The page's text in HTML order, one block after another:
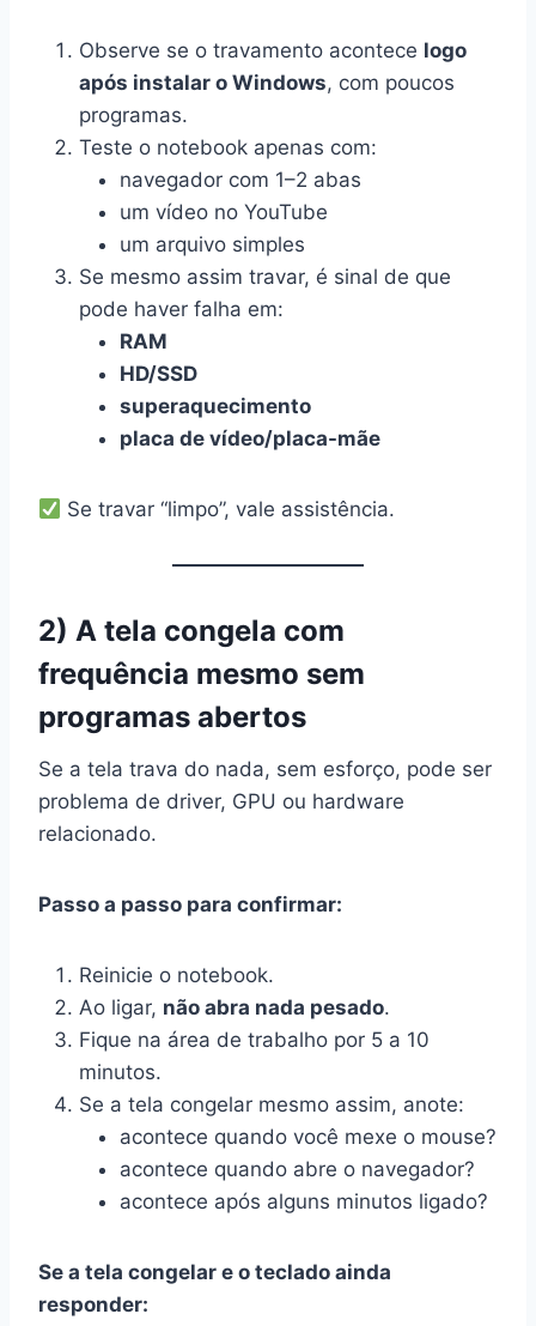
Observe se o travamento acontece logo
após instalar o Windows, com poucos
programas.
Teste o notebook apenas com:
navegador com 1–2 abas
um vídeo no YouTube
um arquivo simples
Se mesmo assim travar, é sinal de que
pode haver falha em:
RAM
HD/SSD
superaquecimento
placa de vídeo/placa-mãe
Se travar “limpo”, vale assistência.
2) A tela congela com
frequência mesmo sem
programas abertos
Se a tela trava do nada, sem esforço, pode ser
problema de driver, GPU ou hardware
relacionado.
Passo a passo para confirmar:
Reinicie o notebook.
Ao ligar, não abra nada pesado.
Fique na área de trabalho por 5 a 10
minutos.
Se a tela congelar mesmo assim, anote:
acontece quando você mexe o mouse?
acontece quando abre o navegador?
acontece após alguns minutos ligado?
Se a tela congelar e o teclado ainda
responder: